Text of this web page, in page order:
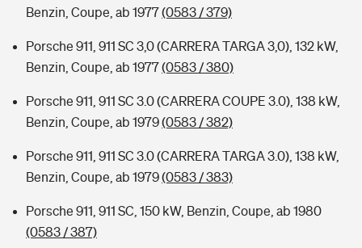
Benzin, Coupe, ab 1977(0583 / 379)
Porsche 911, 911 SC 3,0 (CARRERA TARGA 3,0), 132 kW,
Benzin, Coupe, ab 1977(0583 / 380)
Porsche 911, 911 SC 3.0 (CARRERA COUPE 3.0), 138 kW,
Benzin, Coupe, ab 1979(0583 / 382)
Porsche 911, 911 SC 3.0 (CARRERA TARGA 3.0), 138 kW,
Benzin, Coupe, ab 1979(0583 / 383)
Porsche 911, 911 SC, 150 kW, Benzin, Coupe, ab 1980
(0583 / 387)